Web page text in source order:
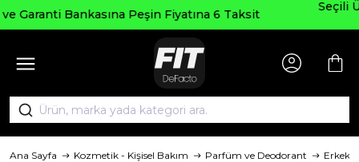
Fiyatına 6 Taksit
Seçili Ürünlerde ₺2000 Üzeri
Ana Sayfa Kozmetik - Kişisel Bakım Parfüm ve Deodorant Erkek